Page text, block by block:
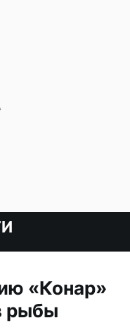
«Конар»
рыбы